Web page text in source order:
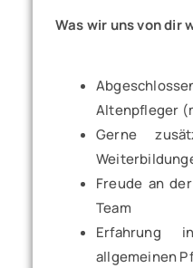
Was wir uns von dir
Altenpfleger
Gerne
Freude an
Team
Erfahrung
allgemeinen